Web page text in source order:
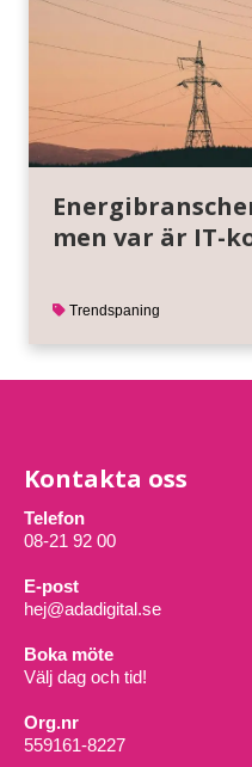
men var är IT-
Trendspaning
Kontakta oss
Telefon
08-21 92 00
E-post
hej@adadigital.se
Boka möte
Välj dag och tid!
Org.nr
559161-8227